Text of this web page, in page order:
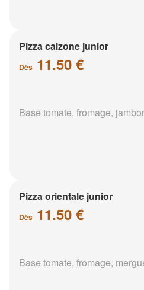
Pizza calzone junior
Dès 11.50 €
Base tomate, fromage,
Pizza orientale junior
Dès 11.50 €
Base tomate, fromage,